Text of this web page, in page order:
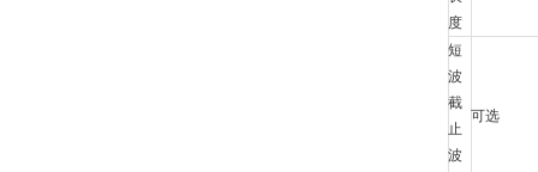
度
短
波
截
止
波
可选